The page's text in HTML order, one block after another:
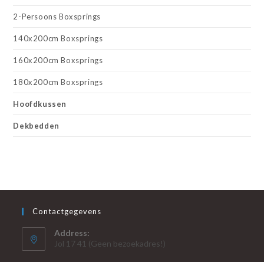
2-Persoons Boxsprings
140x200cm Boxsprings
160x200cm Boxsprings
180x200cm Boxsprings
Hoofdkussen
Dekbedden
Contactgegevens
Address:
Jol 17 41 (Geen bezoekadres!)